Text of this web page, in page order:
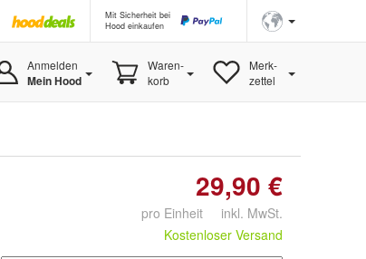
Mit Sicherheit bei
Hood einkaufen
Anmelden
Mein Hood
Waren-
korb
Merk-
zettel
29,90 €
pro Einheit inkl. MwSt.
Kostenloser Versand